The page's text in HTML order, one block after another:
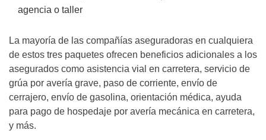
agencia o taller
La mayoría de las compañías aseguradoras en cualquiera
de estos tres paquetes ofrecen beneficios adicionales a los
asegurados como asistencia vial en carretera, servicio de
grúa por avería grave, paso de corriente, envío de
cerrajero, envío de gasolina, orientación médica, ayuda
para pago de hospedaje por avería mecánica en carretera,
y más.